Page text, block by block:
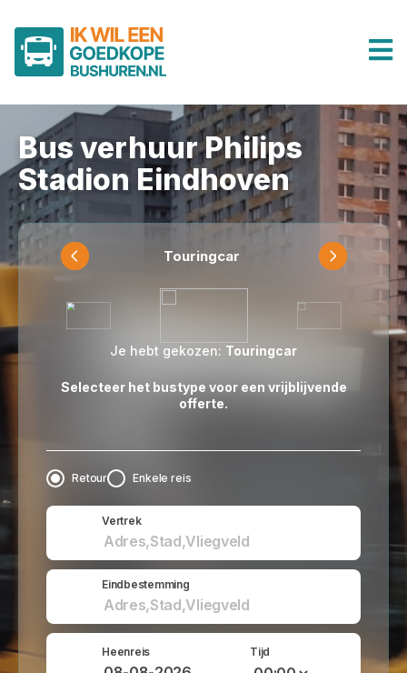
Bus verhuur Philips
Stadion Eindhoven
Touringcar
Je hebt gekozen: Touringcar
Selecteer het bustype voor een vrijblijvende
offerte.
Retour Enkele reis
Vertrek
Eindbestemming
Heenreis Tijd